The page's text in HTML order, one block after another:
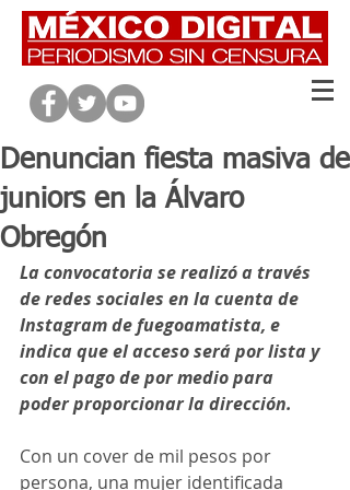
Denuncian fiesta masiva de
juniors en la Álvaro
Obregón
La convocatoria se realizó a través
de redes sociales en la cuenta de
Instagram de fuegoamatista, e
indica que el acceso será por lista y
con el pago de por medio para
poder proporcionar la dirección.
Con un cover de mil pesos por
persona, una mujer identificada